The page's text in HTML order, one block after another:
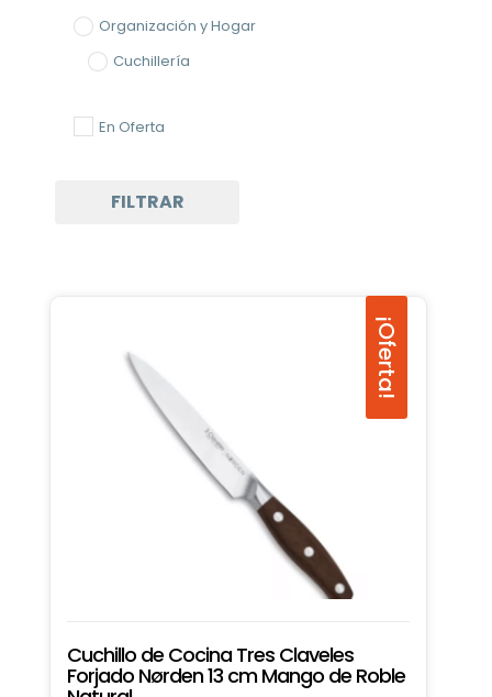
Organización y Hogar
Cuchillería
En Oferta
FILTRAR
¡Oferta!
Cuchillo de Cocina Tres Claveles
Forjado Nørden 13 cm Mango de Roble